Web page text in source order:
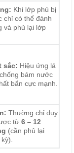
Khi lớp phủ bị
chỉ có thể đánh
và phủ lại lớp
sắc: Hiệu ứng lá
bám nước
bẩn cực mạnh.
Thường chỉ duy
từ6 – 12
(cần phủ lại